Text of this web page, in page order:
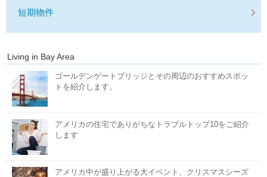
短期物件
Living in Bay Area
ゴールデンゲートブリッジとその周辺のおすすめスポッ
トを紹介します。
アメリカの住宅でありがちなトラブルトップ10をご紹介
します
アメリカ中が盛り上がる大イベント、クリスマスシーズ